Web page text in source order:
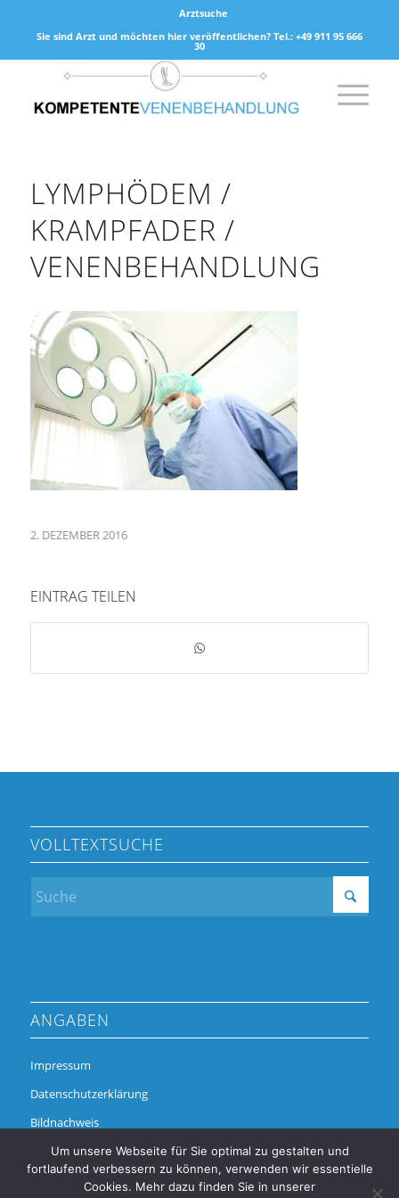
Arztsuche
Sie sind Arzt und möchten hier veröffentlichen? Tel.: +49 911 95 666
30
LYMPHÖDEM /
KRAMPFADER /
VENENBEHANDLUNG
2. DEZEMBER 2016
EINTRAG TEILEN
VOLLTEXTSUCHE
ANGABEN
Impressum
Datenschutzerklärung
Bildnachweis
Um unsere Webseite für Sie optimal zu gestalten und
fortlaufend verbessern zu können, verwenden wir essentielle
Cookies. Mehr dazu finden Sie in unserer